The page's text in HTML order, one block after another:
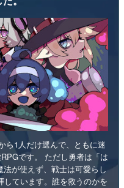
ら1人だけ選んで、ともに迷
です。 ただし勇者は「は
が使えず、戦士は可愛らし
ています。誰を救うのかを